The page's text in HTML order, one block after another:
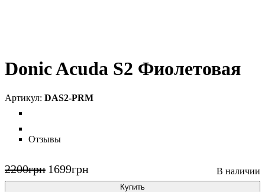
Donic Acuda S2 Фиолетовая
DAS2-PRM
Отзывы
2200грн 1699грн
Купить